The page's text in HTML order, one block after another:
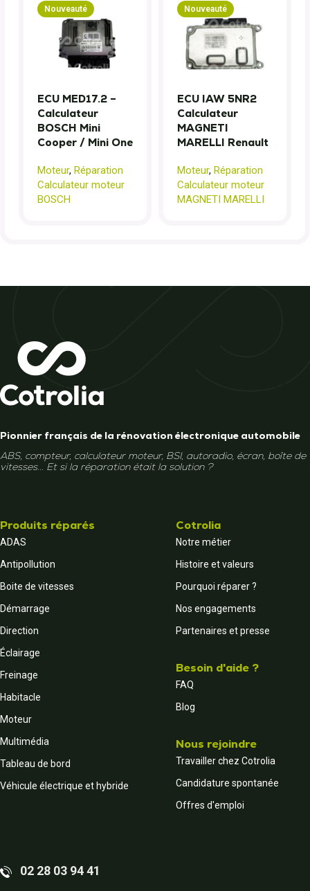
Nouveauté
ECU MED17.2 –
Calculateur
BOSCH Mini
Cooper / Mini One
Moteur, Réparation
Calculateur moteur
BOSCH
Nouveauté
ECU IAW 5NR2
Calculateur
MAGNETI
MARELLI Renault
Moteur, Réparation
Calculateur moteur
MAGNETI MARELLI
Pionnier français de la rénovation électronique automobile
ABS, compteur, calculateur moteur, BSI, autoradio, écran, boîte de
vitesses... Et si la réparation était la solution ?
Produits réparés
ADAS
Antipollution
Boite de vitesses
Démarrage
Direction
Éclairage
Freinage
Habitacle
Moteur
Multimédia
Tableau de bord
Véhicule électrique et hybride
Cotrolia
Notre métier
Histoire et valeurs
Pourquoi réparer ?
Nos engagements
Partenaires et presse
Besoin d'aide ?
FAQ
Blog
Nous rejoindre
Travailler chez Cotrolia
Candidature spontanée
Offres d'emploi
02 28 03 94 41